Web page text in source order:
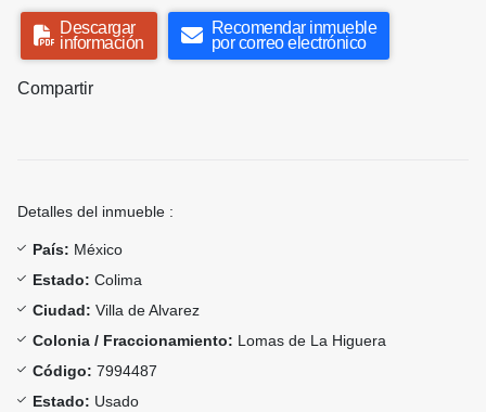
Descargar
información
Recomendar inmueble
por correo electrónico
Compartir
Detalles del inmueble :
País: México
Estado: Colima
Ciudad: Villa de Alvarez
Colonia / Fraccionamiento: Lomas de La Higuera
Código: 7994487
Estado: Usado